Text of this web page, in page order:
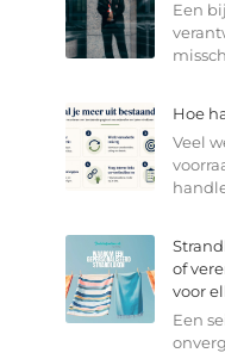
Een
Hoe
Veel
of
voor
Een